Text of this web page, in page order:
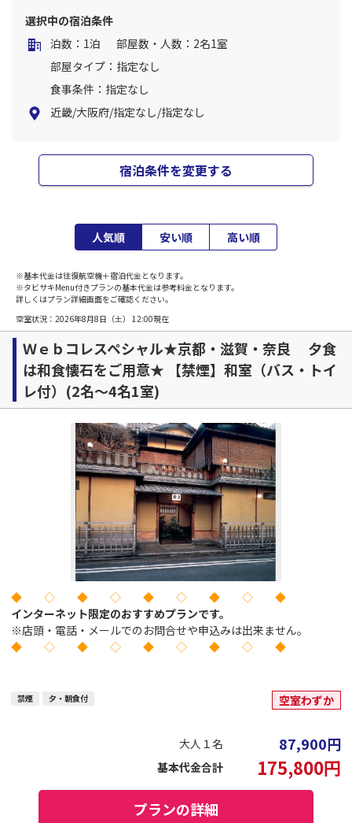
選択中の宿泊条件
泊数：1泊
部屋数・人数：2名1室
部屋タイプ：指定なし
食事条件：指定なし
近畿/大阪府/指定なし/指定なし
宿泊条件を変更する
人気順 安い順 高い順
※基本代金は往復航空機＋宿泊代金となります。
※タビサキMenu付きプランの基本代金は参考料金となります。
詳しくはプラン詳細画面をご確認ください。
空室状況： 2026年8月8日（土） 12:00現在
Ｗｅｂコレスペシャル★京都・滋賀・奈良 夕食
は和食懐石をご用意★ 【禁煙】和室（バス・トイ
レ付）(2名～4名1室)
◆ ◇ ◆ ◇ ◆ ◇ ◆ ◇ ◆
インターネット限定のおすすめプランです。
※店頭・電話・メールでのお問合せや申込みは出来ません。
◆ ◇ ◆ ◇ ◆ ◇ ◆ ◇ ◆
禁煙 夕・朝食付 空室わずか
大人１名 87,900円
基本代金合計 175,800円
プランの詳細